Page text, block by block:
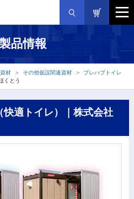
品情報
材 その他仮設関連資材
プレハブトイレ
くとう
適トイレ）｜株式会社